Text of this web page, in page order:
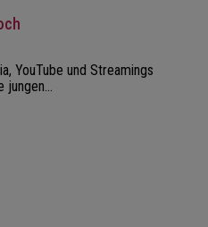
YouTube und Streamings